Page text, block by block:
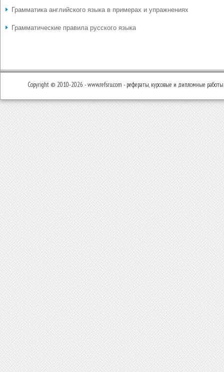
Грамматика английского языка в примерах и упражнениях
Грамматические правила русского языка
Copyright © 2010-2026 - www.refsru.com - рефераты, курсовые и дипломные работы